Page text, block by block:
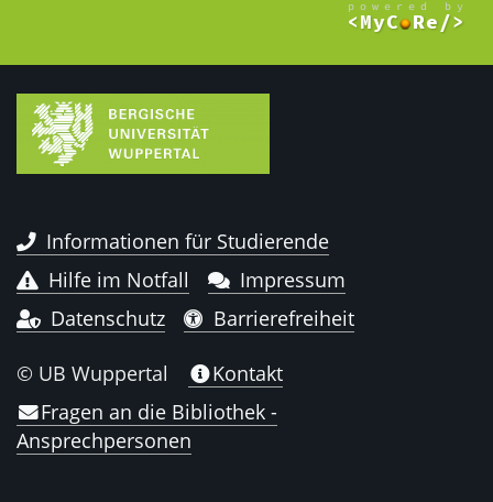
Informationen für Studierende
Hilfe im Notfall
Impressum
Datenschutz
Barrierefreiheit
© UB Wuppertal
Kontakt
Fragen an die Bibliothek -
Ansprechpersonen